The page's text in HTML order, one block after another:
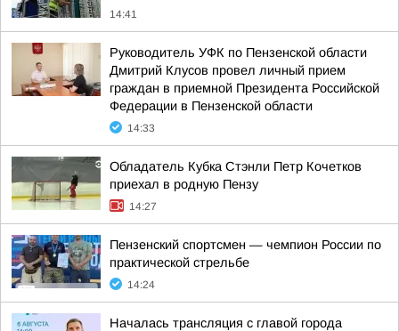
14:41
Руководитель УФК по Пензенской области
Дмитрий Клусов провел личный прием
граждан в приемной Президента Российской
Федерации в Пензенской области
14:33
Обладатель Кубка Стэнли Петр Кочетков
приехал в родную Пензу
14:27
Пензенский спортсмен — чемпион России по
практической стрельбе
14:24
Началась трансляция с главой города